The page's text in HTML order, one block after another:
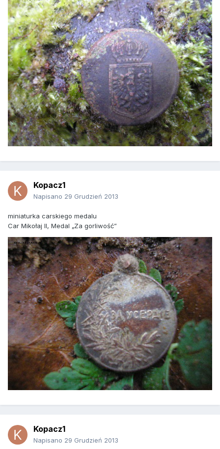
Kopacz1
Napisano 29 Grudzień 2013
miniaturka carskiego medalu
Car Mikołaj II, Medal „Za gorliwość”
Kopacz1
Napisano 29 Grudzień 2013